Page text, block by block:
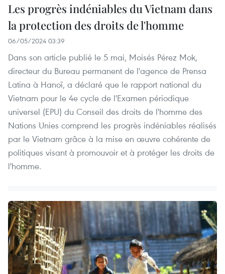
Les progrès indéniables du Vietnam dans
la protection des droits de l'homme
06/05/2024 03:39
Dans son article publié le 5 mai, Moisés Pérez Mok,
directeur du Bureau permanent de l'agence de Prensa
Latina à Hanoï, a déclaré que le rapport national du
Vietnam pour le 4e cycle de l'Examen périodique
universel (EPU) du Conseil des droits de l'homme des
Nations Unies comprend les progrès indéniables réalisés
par le Vietnam grâce à la mise en œuvre cohérente de
politiques visant à promouvoir et à protéger les droits de
l'homme.